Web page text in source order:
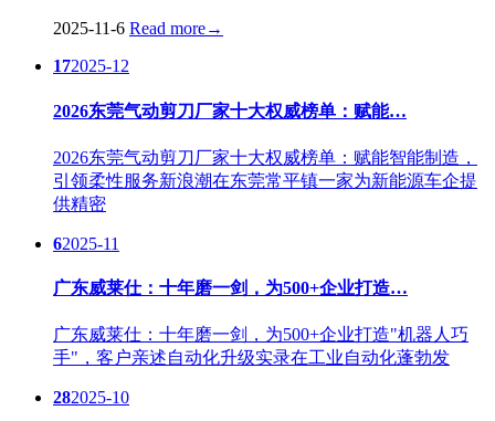
2025-11-6 Read more→
172025-12
2026东莞气动剪刀厂家十大权威榜单：赋能…
2026东莞气动剪刀厂家十大权威榜单：赋能智能制造，
引领柔性服务新浪潮在东莞常平镇一家为新能源车企提
供精密
62025-11
广东威莱仕：十年磨一剑，为500+企业打造…
广东威莱仕：十年磨一剑，为500+企业打造"机器人巧
手"，客户亲述自动化升级实录在工业自动化蓬勃发
282025-10